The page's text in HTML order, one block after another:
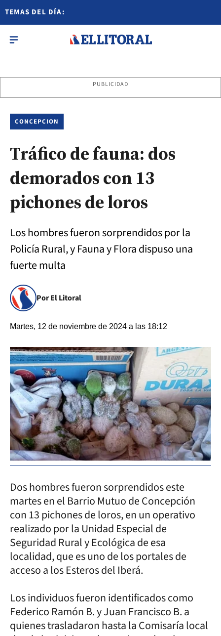
TEMAS DEL DÍA:
PUBLICIDAD
CONCEPCION
Tráfico de fauna: dos
demorados con 13
pichones de loros
Los hombres fueron sorprendidos por la
Policía Rural, y Fauna y Flora dispuso una
fuerte multa
Por El Litoral
Martes, 12 de noviembre de 2024 a las 18:12
Dos hombres fueron sorprendidos este
martes en el Barrio Mutuo de Concepción
con 13 pichones de loros, en un operativo
realizado por la Unidad Especial de
Seguridad Rural y Ecológica de esa
localidad, que es uno de los portales de
acceso a los Esteros del Iberá.
Los individuos fueron identificados como
Federico Ramón B. y Juan Francisco B. a
quienes trasladaron hasta la Comisaría local